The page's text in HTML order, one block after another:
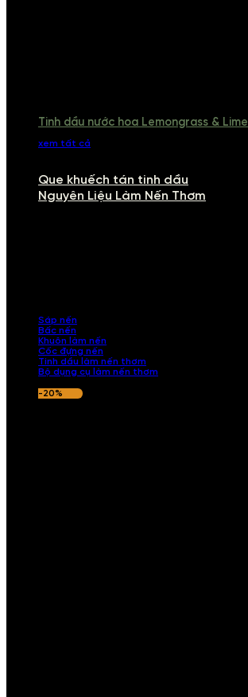
Tinh dầu nước hoa Lemongrass & Lime
xem tất cả
Que khuếch tán tinh dầu
Nguyên Liệu Làm Nến Thơm
Sáp nến
Bấc nến
Khuôn làm nến
Cốc đựng nến
Tinh dầu làm nến thơm
Bộ dụng cụ làm nến thơm
-20%